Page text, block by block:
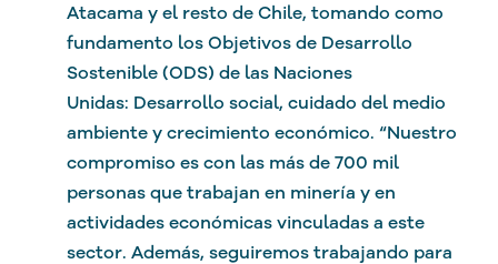
Atacama y el resto de Chile, tomando como
fundamento los Objetivos de Desarrollo
Sostenible (ODS) de las Naciones
Unidas: Desarrollo social, cuidado del medio
ambiente y crecimiento económico. “Nuestro
compromiso es con las más de 700 mil
personas que trabajan en minería y en
actividades económicas vinculadas a este
sector. Además, seguiremos trabajando para